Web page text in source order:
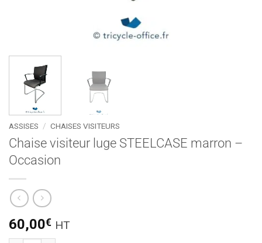
ASSISES / CHAISES VISITEURS
Chaise visiteur luge STEELCASE marron –
Occasion
60,00€ HT